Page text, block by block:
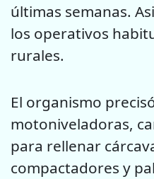
últimas semanas.
los operativos
rurales.
El organismo
motoniveladoras,
para rellenar
compactadores y